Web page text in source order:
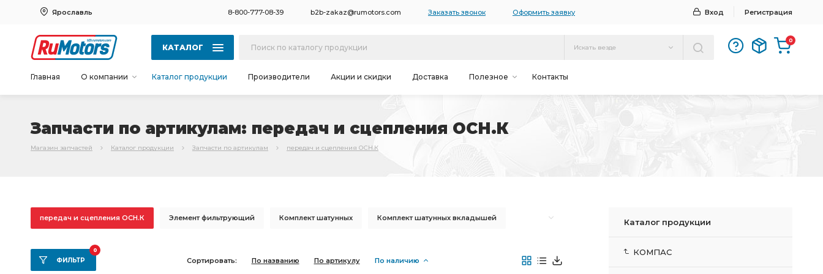
Ярославль 8-800-777-08-39 b2b-zakaz@rumotors.com Заказать звонок Оформить заявку Вход Регистрация
КАТАЛОГ Искать везде
0
Главная О компании Каталог продукции Производители Акции и скидки Доставка Полезное Контакты
Запчасти по артикулам: передач и сцепления ОСН.К
Магазин запчастей Каталог продукции Запчасти по артикулам передач и сцепления ОСН.К
передач и сцепления ОСН.К Элемент фильтрующий Комплект шатунных Комплект шатунных вкладышей
шатунных вкладышей
коробки передач
ФИЛЬТР
0
Сортировать: По названию По артикулу По наличию
Каталог продукции
КОМПАС